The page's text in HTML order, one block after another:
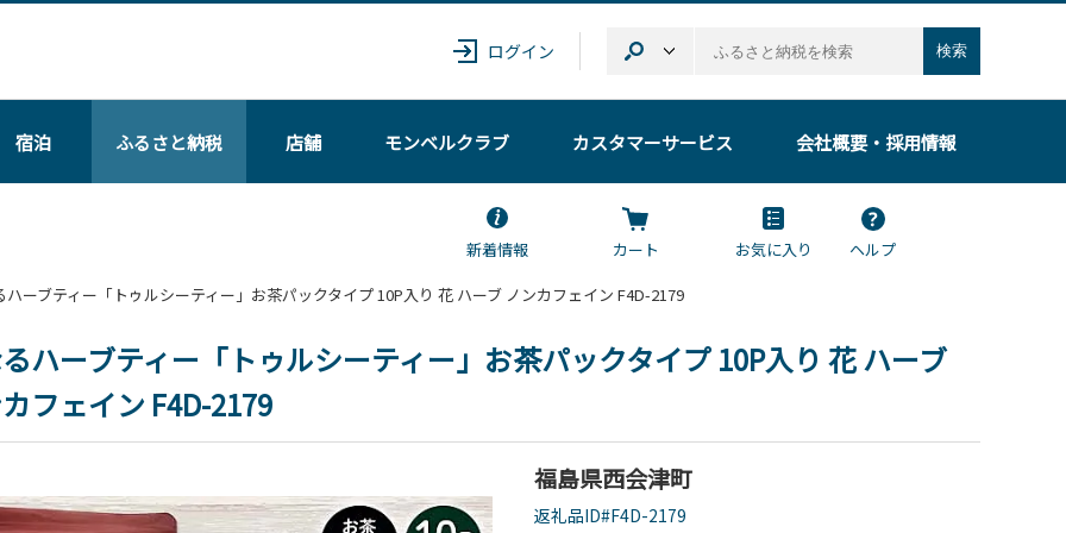
ログイン 検索
宿泊 ふるさと納税 店舗 モンベルクラブ カスタマーサービス 会社概要・採用情報
新着情報 カート お気に入り
ヘルプ
ーブティー「トゥルシーティー」お茶パックタイプ 10P入り 花 ハーブ ノンカフェイン F4D-2179
ハーブティー「トゥルシーティー」お茶パックタイプ 10P入り 花 ハーブ
フェイン F4D-2179
福島県西会津町
返礼品ID#F4D-2179